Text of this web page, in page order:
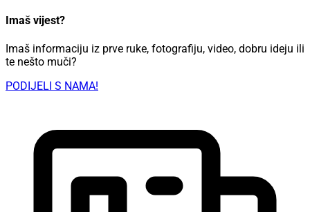
Imaš vijest?
Imaš informaciju iz prve ruke, fotografiju, video, dobru ideju ili
te nešto muči?
PODIJELI S NAMA!